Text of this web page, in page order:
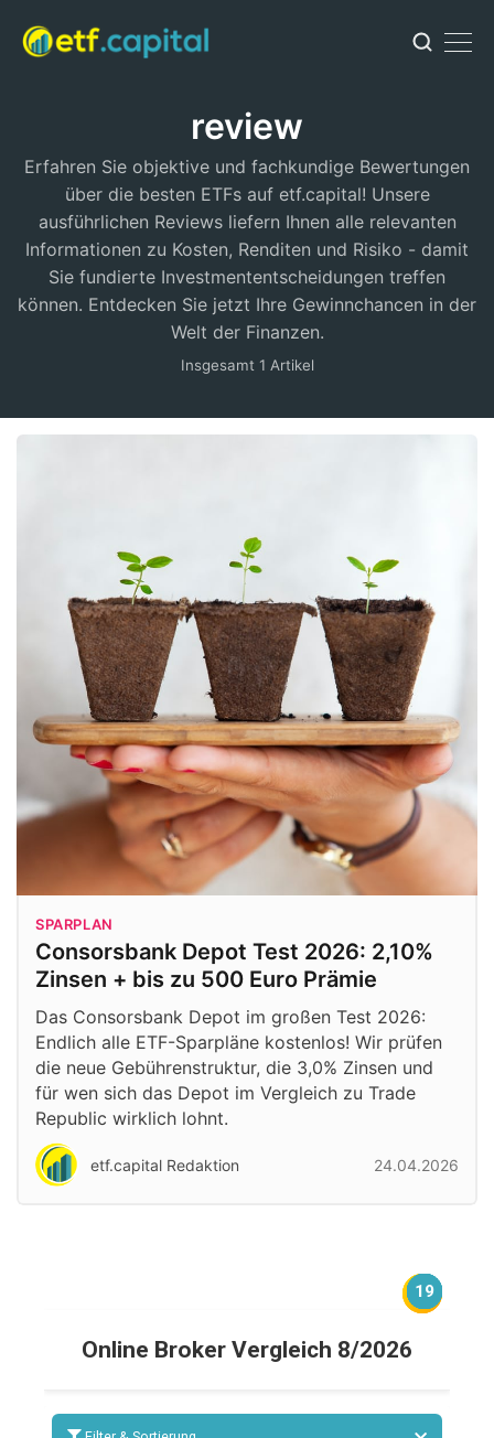
review
Erfahren Sie objektive und fachkundige Bewertungen
über die besten ETFs auf etf.capital! Unsere
ausführlichen Reviews liefern Ihnen alle relevanten
Informationen zu Kosten, Renditen und Risiko - damit
Sie fundierte Investmententscheidungen treffen
können. Entdecken Sie jetzt Ihre Gewinnchancen in der
Welt der Finanzen.
Insgesamt 1 Artikel
SPARPLAN
Consorsbank Depot Test 2026: 2,10%
Zinsen + bis zu 500 Euro Prämie
Das Consorsbank Depot im großen Test 2026:
Endlich alle ETF-Sparpläne kostenlos! Wir prüfen
die neue Gebührenstruktur, die 3,0% Zinsen und
für wen sich das Depot im Vergleich zu Trade
Republic wirklich lohnt.
etf.capital Redaktion 24.04.2026